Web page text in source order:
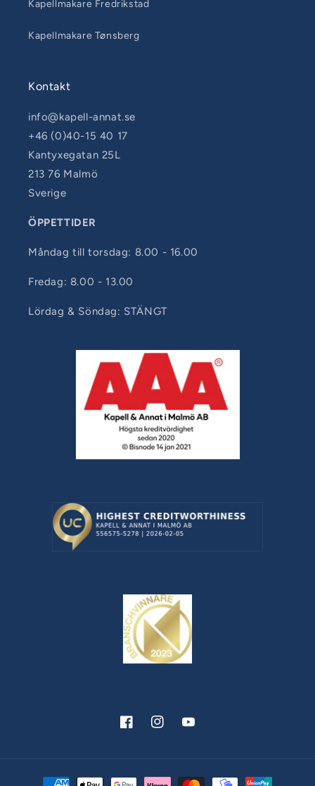
Kapellmakare Fredrikstad
Kapellmakare Tønsberg
Kontakt
info@kapell-annat.se
+46 (0)40-15 40 17
Kantyxegatan 25L
213 76 Malmö
Sverige
ÖPPETTIDER
Måndag till torsdag: 8.00 - 16.00
Fredag: 8.00 - 13.00
Lördag & Söndag: STÄNGT
FacebookInstagramYouTube
Betalningsmetoder